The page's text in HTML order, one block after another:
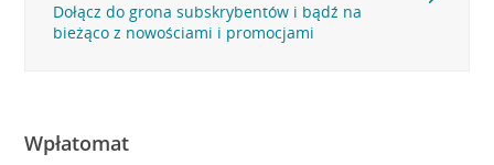
Dołącz do grona subskrybentów i bądź na
bieżąco z nowościami i promocjami
Wpłatomat